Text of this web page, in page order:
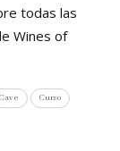
todas las
Wines of
Cave Curso